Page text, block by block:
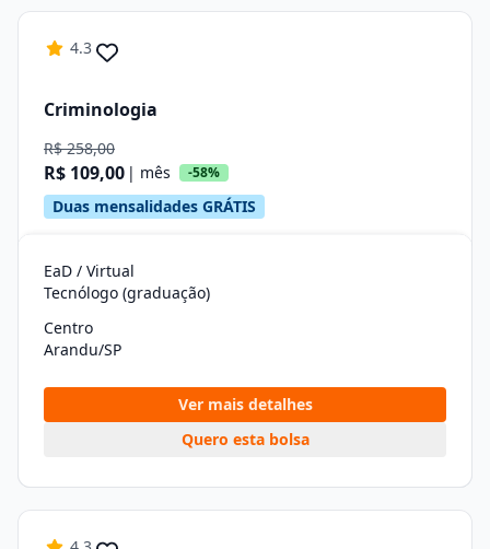
4.3
Criminologia
R$ 258,00
R$ 109,00 | mês -58%
Duas mensalidades GRÁTIS
EaD / Virtual
Tecnólogo (graduação)
Centro
Arandu/SP
Ver mais detalhes
Quero esta bolsa